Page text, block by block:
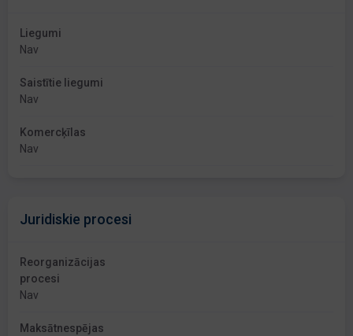
Liegumi
Nav
Saistītie liegumi
Nav
Komercķīlas
Nav
Juridiskie procesi
Reorganizācijas
procesi
Nav
Maksātnespējas